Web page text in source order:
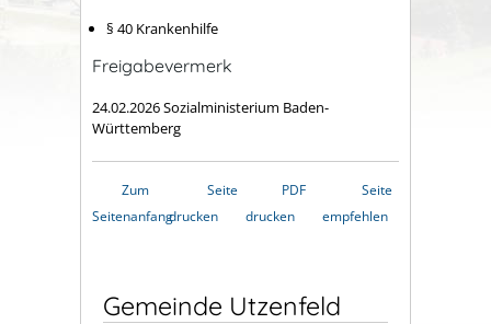
§ 40 Krankenhilfe
Freigabevermerk
24.02.2026 Sozialministerium Baden-
Württemberg
Zum
Seitenanfang
Seite
drucken
PDF
drucken
Seite
empfehlen
Gemeinde Utzenfeld